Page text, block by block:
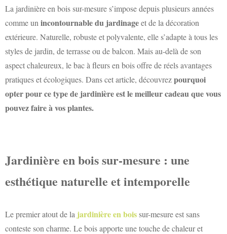
La jardinière en bois sur-mesure s’impose depuis plusieurs années
comme un incontournable du jardinageet de la décoration
extérieure. Naturelle, robuste et polyvalente, elle s’adapte à tous les
styles de jardin, de terrasse ou de balcon. Mais au-delà de son
aspect chaleureux, le bac à fleurs en bois offre de réels avantages
pratiques et écologiques. Dans cet article, découvrezpourquoi
opter pour ce type de jardinière est le meilleur cadeau que vous
pouvez faire à vos plantes.
Jardinière en bois sur-mesure : une
esthétique naturelle et intemporelle
Le premier atout de la jardinière en boissur-mesure est sans
conteste son charme. Le bois apporte une touche de chaleur et